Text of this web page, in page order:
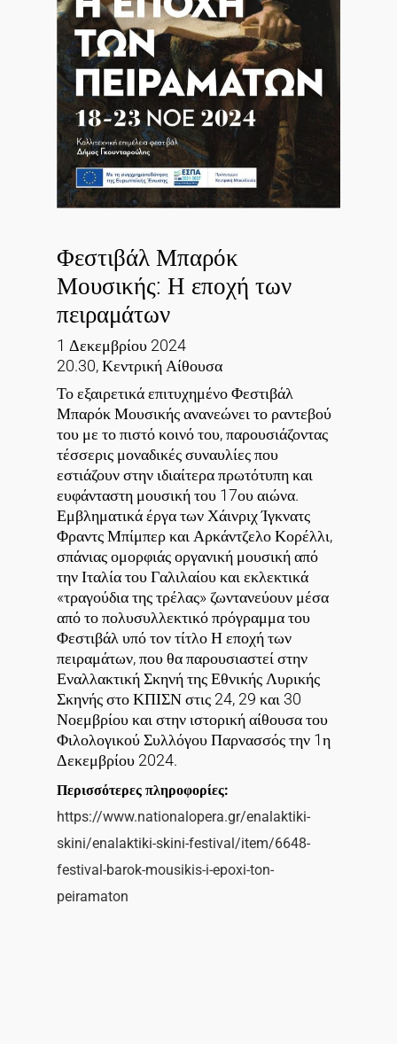
Φεστιβάλ Μπαρόκ
Μουσικής: Η εποχή των
πειραμάτων
1 Δεκεμβρίου 2024
20.30, Κεντρική Αίθουσα
Το εξαιρετικά επιτυχημένο Φεστιβάλ
Μπαρόκ Μουσικής ανανεώνει το ραντεβού
του με το πιστό κοινό του, παρουσιάζοντας
τέσσερις μοναδικές συναυλίες που
εστιάζουν στην ιδιαίτερα πρωτότυπη και
ευφάνταστη μουσική του 17ου αιώνα.
Εμβληματικά έργα των Χάινριχ Ίγκνατς
Φραντς Μπίμπερ και Αρκάντζελο Κορέλλι,
σπάνιας ομορφιάς οργανική μουσική από
την Ιταλία του Γαλιλαίου και εκλεκτικά
«τραγούδια της τρέλας» ζωντανεύουν μέσα
από το πολυσυλλεκτικό πρόγραμμα του
Φεστιβάλ υπό τον τίτλο Η εποχή των
πειραμάτων, που θα παρουσιαστεί στην
Εναλλακτική Σκηνή της Εθνικής Λυρικής
Σκηνής στο ΚΠΙΣΝ στις 24, 29 και 30
Νοεμβρίου και στην ιστορική αίθουσα του
Φιλολογικού Συλλόγου Παρνασσός την 1η
Δεκεμβρίου 2024.
Περισσότερες πληροφορίες:
https://www.nationalopera.gr/enalaktiki-
skini/enalaktiki-skini-festival/item/6648-
festival-barok-mousikis-i-epoxi-ton-
peiramaton